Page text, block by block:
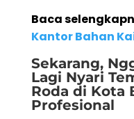
Baca
Kantor Bahan
Sekarang,
Lagi Nyari
Roda di Kota
Profesional